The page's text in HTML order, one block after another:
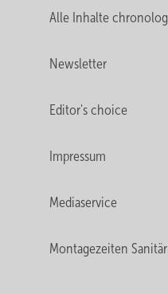
Alle Inhalte
Newsletter
Editor's choice
Impressum
Mediaservice
Montagezeiten Sanitär